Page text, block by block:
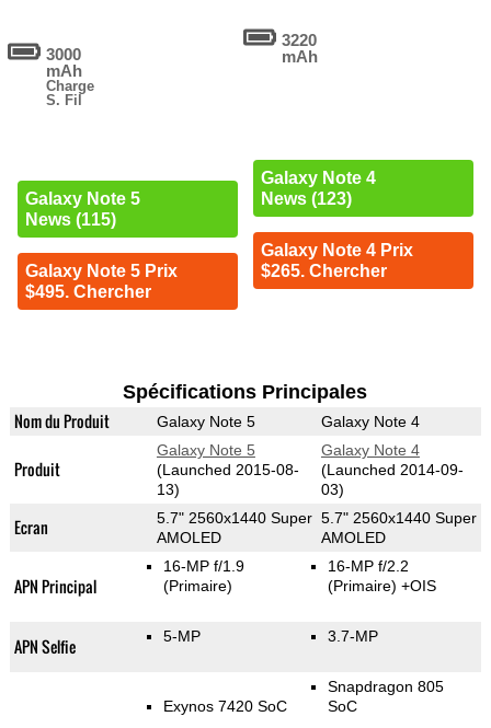
3000
mAh
Charge
S. Fil
Galaxy Note 5
News (115)
Galaxy Note 5 Prix
$495. Chercher
3220
mAh
Galaxy Note 4
News (123)
Galaxy Note 4 Prix
$265. Chercher
Spécifications Principales
Nom du Produit Galaxy Note 5 Galaxy Note 4
Produit
Galaxy Note 5
(Launched 2015-08-
13)
Galaxy Note 4
(Launched 2014-09-
03)
Ecran
5.7" 2560x1440 Super
AMOLED
5.7" 2560x1440 Super
AMOLED
APN Principal
16-MP f/1.9
(Primaire)
16-MP f/2.2
(Primaire) +OIS
APN Selfie 5-MP 3.7-MP
Exynos 7420 SoC
Snapdragon 805
SoC